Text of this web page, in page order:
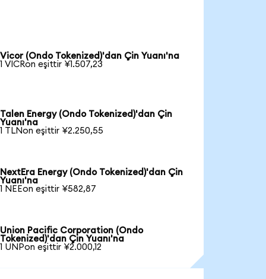
Vicor (Ondo Tokenized)'dan Çin Yuanı'na
1 VICRon eşittir ¥1.507,23
Talen Energy (Ondo Tokenized)'dan Çin
Yuanı'na
1 TLNon eşittir ¥2.250,55
NextEra Energy (Ondo Tokenized)'dan Çin
Yuanı'na
1 NEEon eşittir ¥582,87
Union Pacific Corporation (Ondo
Tokenized)'dan Çin Yuanı'na
1 UNPon eşittir ¥2.000,12